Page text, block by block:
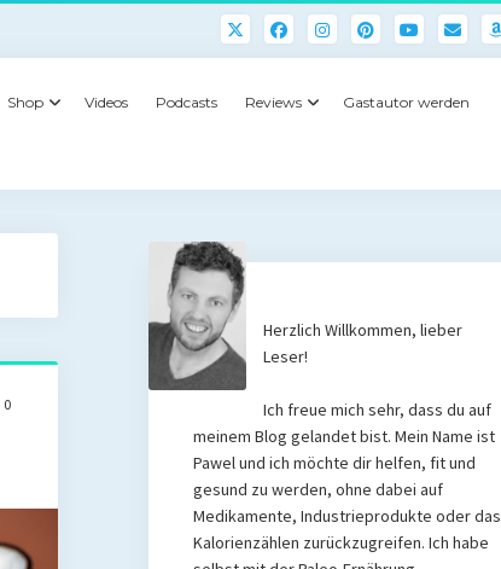
Shop Videos Podcasts Reviews Gastautor werden
0
Herzlich Willkommen, lieber
Leser!
Ich freue mich sehr, dass du auf
meinem Blog gelandet bist. Mein Name ist
Pawel und ich möchte dir helfen, fit und
gesund zu werden, ohne dabei auf
Medikamente, Industrieprodukte oder das
Kalorienzählen zurückzugreifen. Ich habe